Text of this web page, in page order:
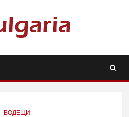
ВОДЕЩИ